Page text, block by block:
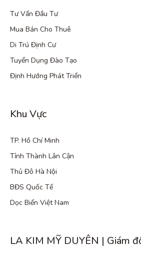
Tư Vấn Đầu Tư
Mua Bán Cho Thuê
Di Trú Định Cư
Tuyển Dụng Đào Tạo
Định Hướng Phát Triển
Khu Vực
TP. Hồ Chí Minh
Tỉnh Thành Lân Cận
Thủ Đô Hà Nội
BĐS Quốc Tế
Dọc Biển Việt Nam
LA KIM MỸ DUYÊN | Giám